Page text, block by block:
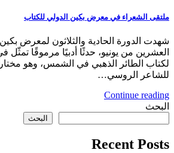
ملتقى الشعراء في معرض بكين الدولي للكتاب
شهدت الدورة الحادية والثلاثون لمعرض
العشرين من يونيو، حدثًا أدبيًا مرموقًا
لكتاب الطائر الذهبي في الشمس، وهو
للشاعر الروسي…
Continue reading
البحث
البحث
Recent Posts